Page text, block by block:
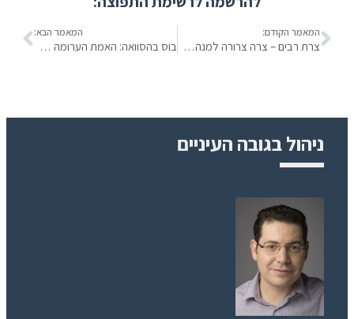
המאמר הקודם:
צרת רבים – צרה צרורה למנהל הפרויקט המטריציוני
המאמר הבא:
בוס בהסוואה: האמת הערומה על מסך הטלויזיה
ניהול בגובה העיניים